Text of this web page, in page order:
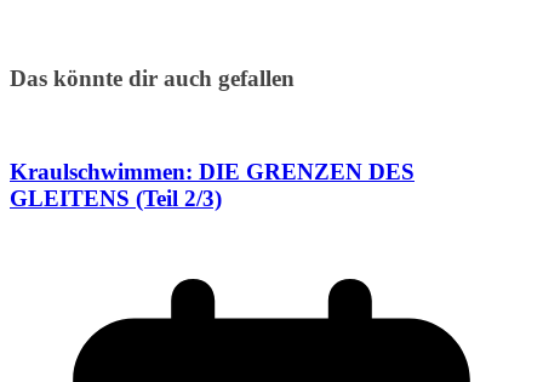
Das könnte dir auch gefallen
Kraulschwimmen: DIE GRENZEN DES
GLEITENS (Teil 2/3)